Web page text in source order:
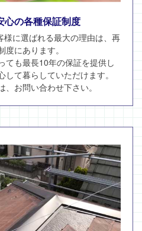
心の各種保証制度
に選ばれる最大の理由は、再
にあります。
ても最長10年の保証を提供し
て暮らしていただけます。
お問い合わせ下さい。